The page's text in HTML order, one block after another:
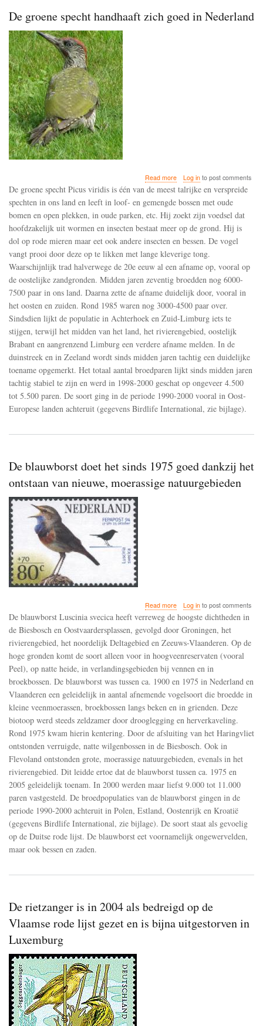
De groene specht handhaaft zich goed in Nederland
Read moreabout
De
groene
specht
handhaaft
zich
in
Nederland
Log into post comments
De groene specht Picus viridis is één van de meest talrijke en verspreide
spechten in ons land en leeft in loof- en gemengde bossen met oude
bomen en open plekken, in oude parken, etc. Hij zoekt zijn voedsel dat
hoofdzakelijk uit wormen en insecten bestaat meer op de grond. Hij is
dol op rode mieren maar eet ook andere insecten en bessen. De vogel
vangt prooi door deze op te likken met lange kleverige tong.
Waarschijnlijk trad halverwege de 20e eeuw al een afname op, vooral op
de oostelijke zandgronden. Midden jaren zeventig broedden nog 6000-
7500 paar in ons land. Daarna zette de afname duidelijk door, vooral in
het oosten en zuiden. Rond 1985 waren nog 3000-4500 paar over.
Sindsdien lijkt de populatie in Achterhoek en Zuid-Limburg iets te
stijgen, terwijl het midden van het land, het rivierengebied, oostelijk
Brabant en aangrenzend Limburg een verdere afname melden. In de
duinstreek en in Zeeland wordt sinds midden jaren tachtig een duidelijke
toename opgemerkt. Het totaal aantal broedparen lijkt sinds midden jaren
tachtig stabiel te zijn en werd in 1998-2000 geschat op ongeveer 4.500
tot 5.500 paren. De soort ging in de periode 1990-2000 vooral in Oost-
Europese landen achteruit (gegevens Birdlife International, zie bijlage).
De blauwborst doet het sinds 1975 goed dankzij het
ontstaan van nieuwe, moerassige natuurgebieden
Read moreabout
De
blauwborst
doet
het
sinds
goed
dankzij
het
ontstaan
van
nieuwe,
moerassige
natuurgebieden
Log into post comments
De blauwborst Luscinia svecica heeft verreweg de hoogste dichtheden in
de Biesbosch en Oostvaardersplassen, gevolgd door Groningen, het
rivierengebied, het noordelijk Deltagebied en Zeeuws-Vlaanderen. Op de
hoge gronden komt de soort alleen voor in hoogveenreservaten (vooral
Peel), op natte heide, in verlandingsgebieden bij vennen en in
broekbossen. De blauwborst was tussen ca. 1900 en 1975 in Nederland en
Vlaanderen een geleidelijk in aantal afnemende vogelsoort die broedde in
kleine veenmoerassen, broekbossen langs beken en in grienden. Deze
biotoop werd steeds zeldzamer door drooglegging en herverkaveling.
Rond 1975 kwam hierin kentering. Door de afsluiting van het Haringvliet
ontstonden verruigde, natte wilgenbossen in de Biesbosch. Ook in
Flevoland ontstonden grote, moerassige natuurgebieden, evenals in het
rivierengebied. Dit leidde ertoe dat de blauwborst tussen ca. 1975 en
2005 geleidelijk toenam. In 2000 werden maar liefst 9.000 tot 11.000
paren vastgesteld. De broedpopulaties van de blauwborst gingen in de
periode 1990-2000 achteruit in Polen, Estland, Oostenrijk en Kroatië
(gegevens Birdlife International, zie bijlage). De soort staat als gevoelig
op de Duitse rode lijst. De blauwborst eet voornamelijk ongewervelden,
maar ook bessen en zaden.
De rietzanger is in 2004 als bedreigd op de
Vlaamse rode lijst gezet en is bijna uitgestorven in
Luxemburg